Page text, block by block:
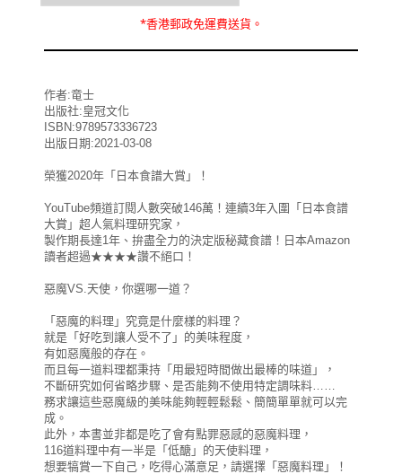
*香港郵政免運費送貨。
作者:竜士
出版社:皇冠文化
ISBN:9789573336723
出版日期:2021-03-08
榮獲2020年「日本食譜大賞」！
YouTube頻道訂閱人數突破146萬！連續3年入圍「日本食譜
大賞」超人氣料理研究家，
製作期長達1年、拚盡全力的決定版秘藏食譜！日本Amazon
讀者超過★★★★讚不絕口！
惡魔VS.天使，你選哪一道？
「惡魔的料理」究竟是什麼樣的料理？
就是「好吃到讓人受不了」的美味程度，
有如惡魔般的存在。
而且每一道料理都秉持「用最短時間做出最棒的味道」，
不斷研究如何省略步驟、是否能夠不使用特定調味料……
務求讓這些惡魔級的美味能夠輕輕鬆鬆、簡簡單單就可以完
成。
此外，本書並非都是吃了會有點罪惡感的惡魔料理，
116道料理中有一半是「低醣」的天使料理，
想要犒賞一下自己，吃得心滿意足，請選擇「惡魔料理」！